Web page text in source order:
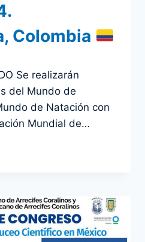
Colombia
Se realizarán
del Mundo de
de Natación con
Mundial de…